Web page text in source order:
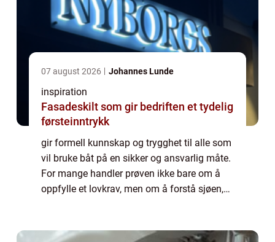
07 august 2026 Johannes Lunde
inspiration
Fasadeskilt som gir bedriften et tydelig
førsteinntrykk
gir formell kunnskap og trygghet til alle som
vil bruke båt på en sikker og ansvarlig måte.
For mange handler prøven ikke bare om å
oppfylle et lovkrav, men om å forstå sjøen,